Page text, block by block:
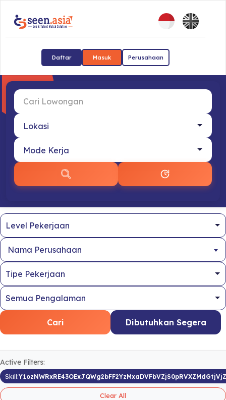
Daftar Masuk Perusahaan
Nama Perusahaan
Cari Dibutuhkan Segera
Active Filters:
Skill:
Clear All